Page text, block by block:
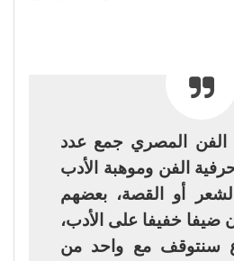
الفن المصري جمع عدد
الفن وموهبة الأدب
أو القصة، بعضهم
ضيفا خفيفا على الأدب،
سنتوقف مع واحد من